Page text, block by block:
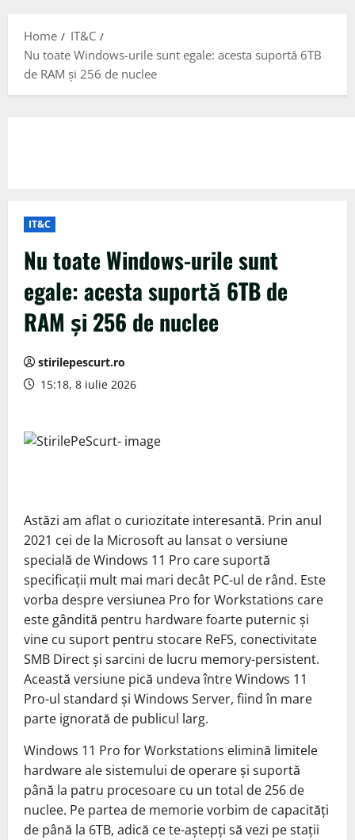
Home
IT&C
Nu toate Windows-urile sunt egale: acesta suportă 6TB
de RAM și 256 de nuclee
IT&C
Nu toate Windows-urile sunt
egale: acesta suportă 6TB de
RAM și 256 de nuclee
stirilepescurt.ro
15:18, 8 iulie 2026
Astăzi am aflat o curiozitate interesantă. Prin anul
2021 cei de la Microsoft au lansat o versiune
specială de Windows 11 Pro care suportă
specificații mult mai mari decât PC-ul de rând. Este
vorba despre versiunea Pro for Workstations care
este gândită pentru hardware foarte puternic și
vine cu suport pentru stocare ReFS, conectivitate
SMB Direct și sarcini de lucru memory-persistent.
Această versiune pică undeva între Windows 11
Pro-ul standard și Windows Server, fiind în mare
parte ignorată de publicul larg.
Windows 11 Pro for Workstations elimină limitele
hardware ale sistemului de operare și suportă
până la patru procesoare cu un total de 256 de
nuclee. Pe partea de memorie vorbim de capacități
de până la 6TB, adică ce te-aștepți să vezi pe stații